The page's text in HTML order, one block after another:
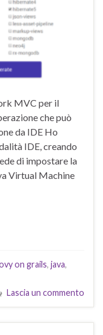
MVC per il
che può
da IDE Ho
IDE, creando
di impostare la
Virtual Machine
on grails, java,
Lascia un commento